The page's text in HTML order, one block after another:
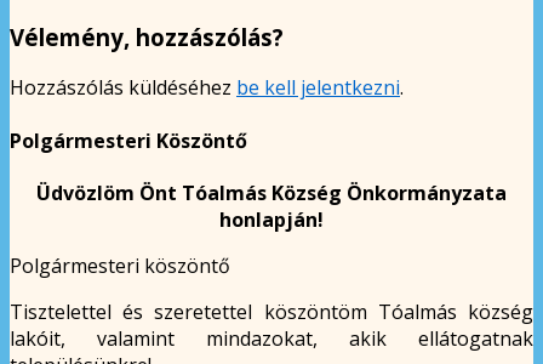
Vélemény, hozzászólás?
Hozzászólás küldéséhez be kell jelentkezni.
Polgármesteri Köszöntő
Üdvözlöm Önt Tóalmás Község Önkormányzata
honlapján!
Polgármesteri köszöntő
Tisztelettel és szeretettel köszöntöm Tóalmás község
lakóit, valamint mindazokat, akik ellátogatnak